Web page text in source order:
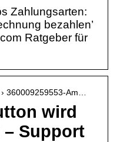
Zahlungsarten:
bezahlen’
Ratgeber für
360009259553-Am…
wird
Support